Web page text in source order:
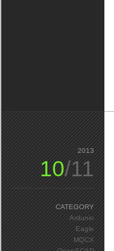
2013
10/11
CATEGORY
Ardunio
Eagle
MQCX